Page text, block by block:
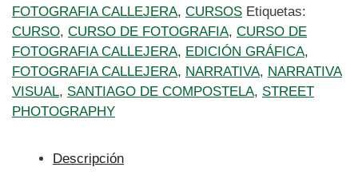
FOTOGRAFIA CALLEJERA, CURSOS Etiquetas:
CURSO, CURSO DE FOTOGRAFIA, CURSO DE
FOTOGRAFIA CALLEJERA, EDICIÓN GRÁFICA,
FOTOGRAFIA CALLEJERA, NARRATIVA, NARRATIVA
VISUAL, SANTIAGO DE COMPOSTELA, STREET
PHOTOGRAPHY
Descripción